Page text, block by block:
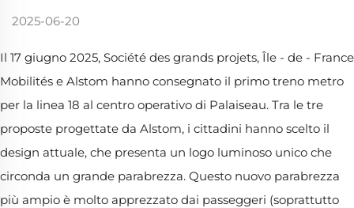
2025-06-20
Il 17 giugno 2025, Société des grands projets, Île - de - France
Mobilités e Alstom hanno consegnato il primo treno metro
per la linea 18 al centro operativo di Palaiseau. Tra le tre
proposte progettate da Alstom, i cittadini hanno scelto il
design attuale, che presenta un logo luminoso unico che
circonda un grande parabrezza. Questo nuovo parabrezza
più ampio è molto apprezzato dai passeggeri (soprattutto